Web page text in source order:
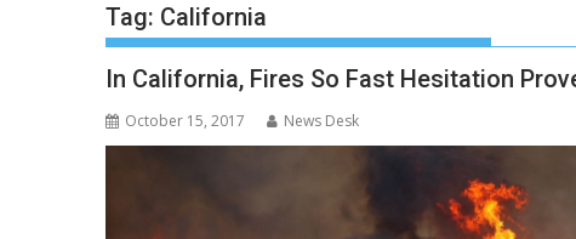
Tag: California
In California, Fires So Fast Hesitation
October 15, 2017 News Desk